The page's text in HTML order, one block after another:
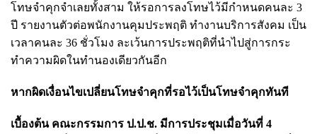
โทษจำคุกจำเลยทั้งสาม ให้รอการลงโทษไว้มีกำหนดคนละ 3
ปี รายงานตัวต่อพนักงานคุมประพฤติ ทำงานบริการสังคม เป็น
เวลาคนละ 36 ชั่วโมง ละเว้นการประพฤติที่นำไปสู่การกระ
ทำความผิดในทำนองเดียวกันอีก
หากผิดเงื่อนไขเปลี่ยนโทษจำคุกที่รอไว้เป็นโทษจำคุกทันที
เบื้องต้น คณะกรรมการ ป.ป.ช. มีการประชุมเมื่อวันที่ 4